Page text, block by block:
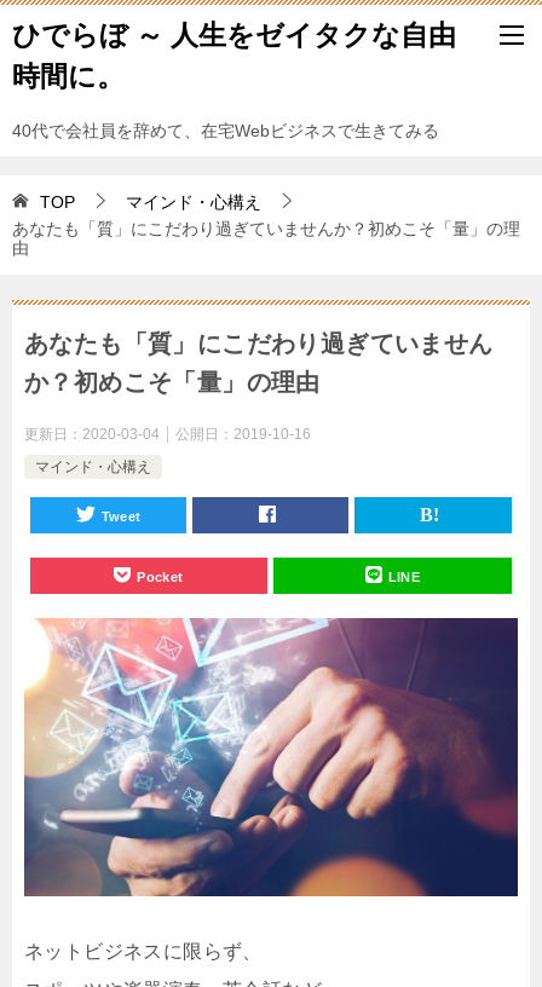
ひでらぼ ～ 人生をゼイタクな自由
時間に。
40代で会社員を辞めて、在宅Webビジネスで生きてみる
TOP
マインド・心構え
あなたも「質」にこだわり過ぎていませんか？初めこそ「量」の理
由
あなたも「質」にこだわり過ぎていません
か？初めこそ「量」の理由
更新日： 2020-03-04 公開日： 2019-10-16
マインド・心構え
Tweet
Pocket LINE
ネットビジネスに限らず、